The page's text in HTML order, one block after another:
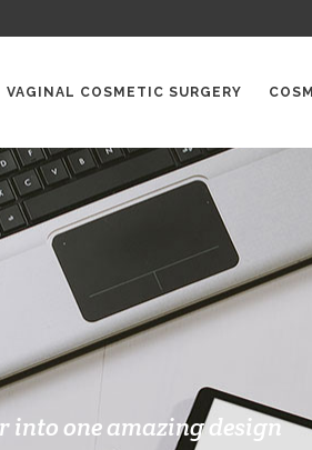
VAGINAL COSMETIC SURGERY
into one amazing design